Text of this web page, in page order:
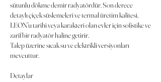
sütunlu dökme demir radyatördür. Son derece
detaylı çiçek süslemeleri ve termal üretim kalitesi,
LEON'u tarihi veya karakteri olan evler için sofistike ve
zarif bir radyatör haline getirir.
Talep üzerine sıcak su ve elektrikli versiyonları
mevcuttur.
Detaylar